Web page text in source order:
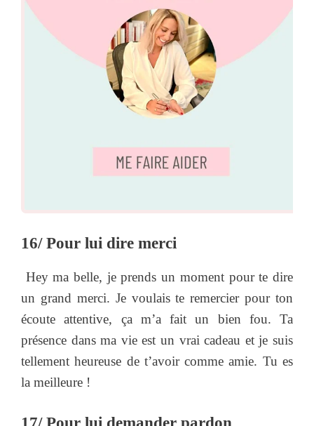
16/ Pour lui dire merci
Hey ma belle, je prends un moment pour te dire
un grand merci. Je voulais te remercier pour ton
écoute attentive, ça m’a fait un bien fou. Ta
présence dans ma vie est un vrai cadeau et je suis
tellement heureuse de t’avoir comme amie. Tu es
la meilleure !